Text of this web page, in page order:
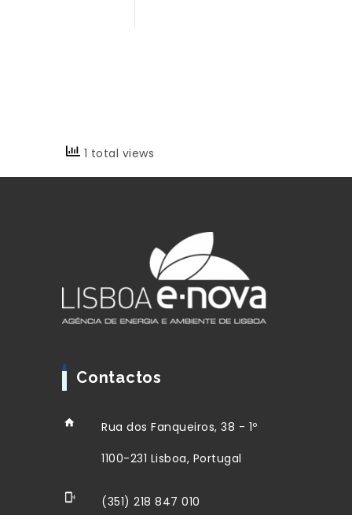
1 total views
Contactos
Rua dos Fanqueiros, 38 - 1º
1100-231 Lisboa, Portugal
(351) 218 847 010